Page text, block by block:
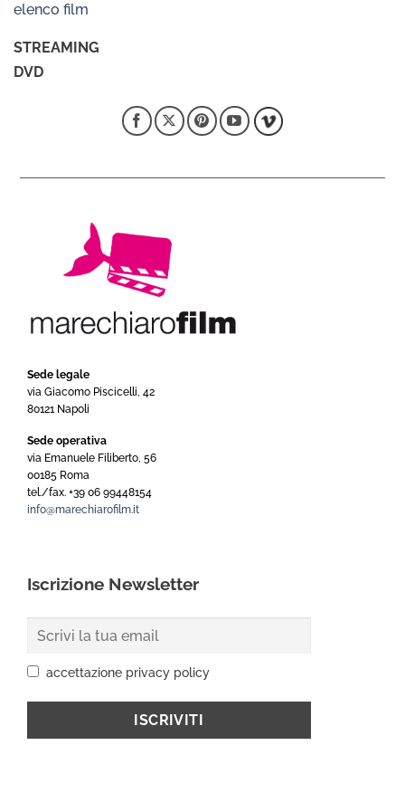
elenco film
STREAMING
DVD
Sede legale
via Giacomo Piscicelli, 42
80121 Napoli
Sede operativa
via Emanuele Filiberto, 56
00185 Roma
tel./fax. +39 06 99448154
info@marechiarofilm.it
Iscrizione Newsletter
accettazione privacy policy